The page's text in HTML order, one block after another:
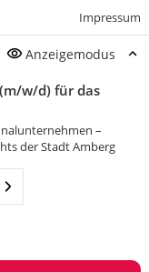
Impressum
Anzeigemodus
w/d) für das
–
der Stadt Amberg